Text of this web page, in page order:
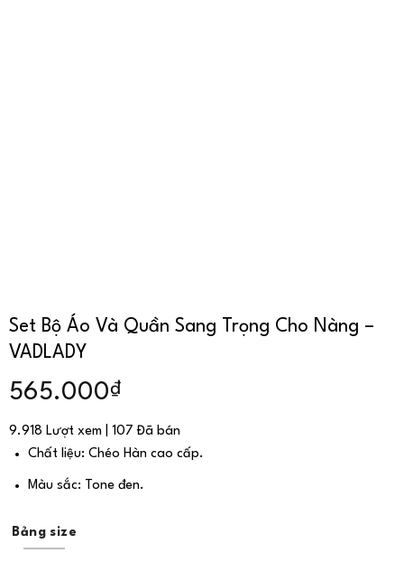
Set Bộ Áo Và Quần Sang Trọng Cho Nàng –
VADLADY
565.000₫
9.918 Lượt xem | 107 Đã bán
Chất liệu: Chéo Hàn cao cấp.
Màu sắc: Tone đen.
Bảng size